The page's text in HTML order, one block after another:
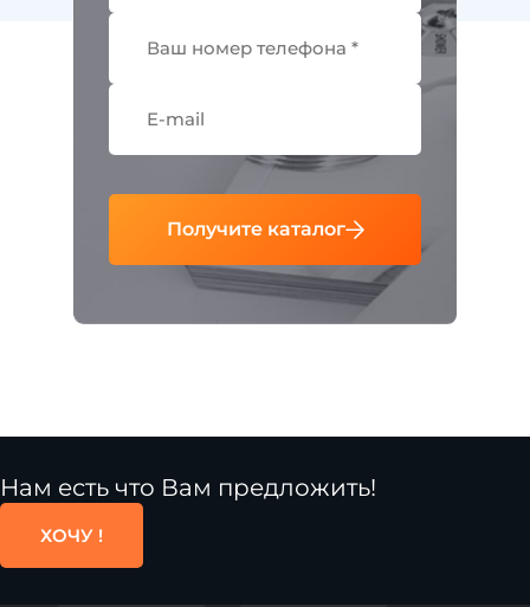
Получите каталог
Нам есть что Вам предложить!
ХОЧУ !